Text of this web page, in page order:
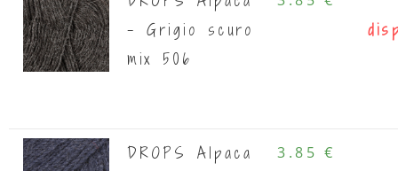
- Grigio scuro
mix 506
DROPS Alpaca
3.85 €